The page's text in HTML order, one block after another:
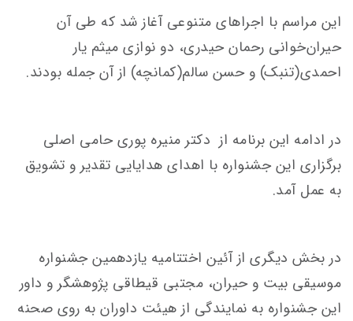
این مراسم با اجراهای متنوعی آغاز شد که طی آن
حیران‌خوانی رحمان حیدری، دو نوازی میثم یار
احمدی(تنبک) و حسن سالم(کمانچه) از آن جمله بودند.
در ادامه این برنامه از دکتر منیره پوری حامی اصلی
برگزاری این جشنواره با اهدای هدایایی تقدیر و تشویق
به عمل آمد.
در بخش دیگری از آئین اختتامیه یازدهمین جشنواره
موسیقی بیت و حیران، مجتبی قیطاقی پژوهشگر و داور
این جشنواره به نمایندگی از هيئت داوران به روی صحنه